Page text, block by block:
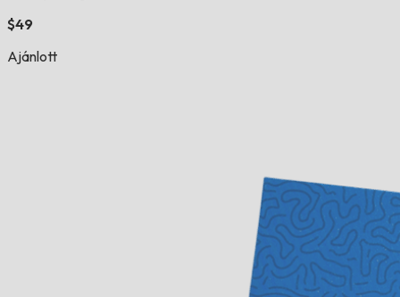
$49
Ajánlott